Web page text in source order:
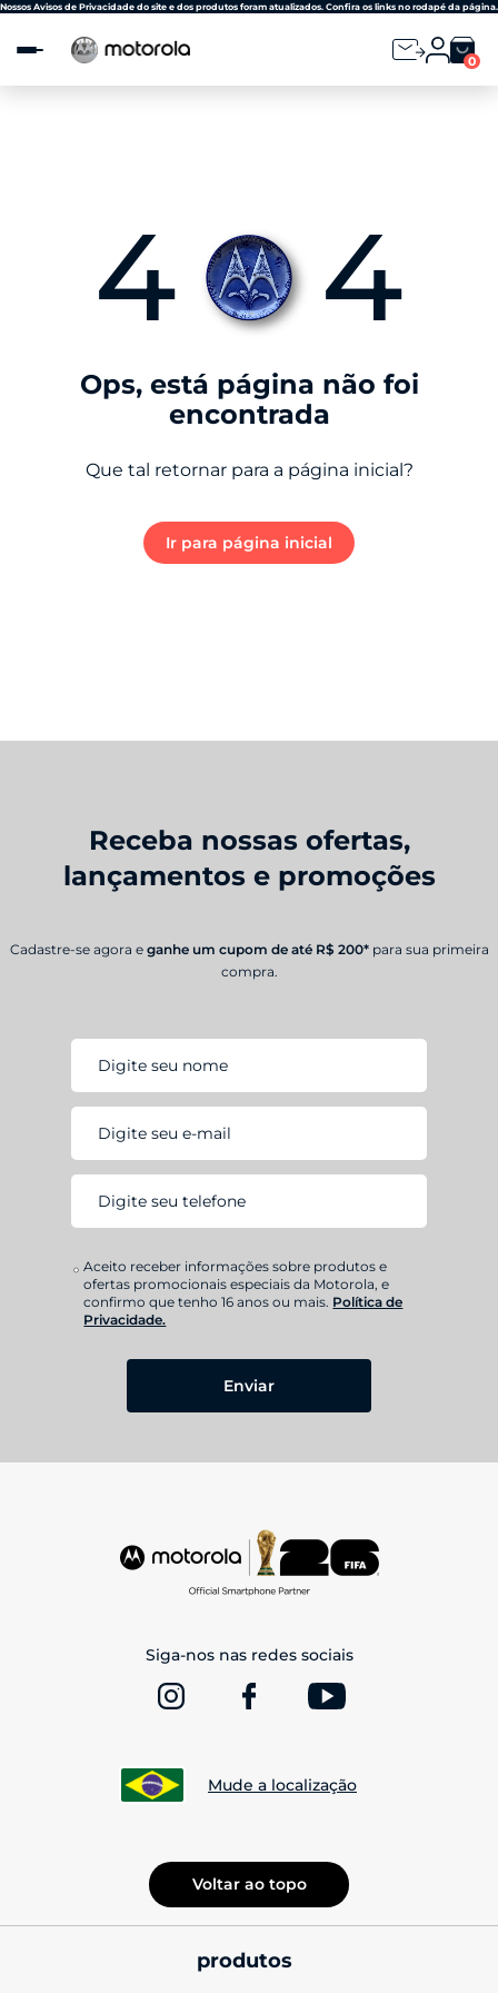
Observação:
site
um
Nossos Avisos de Privacidade do site e dos produtos foram atualizados. Confira os links no rodapé da página.
0
4 4
Ops, está página não foi
encontrada
Que tal retornar para a página inicial?
Ir para página inicial
Receba nossas ofertas,
lançamentos e promoções
Cadastre-se agora e ganhe um cupom de até R$ 200* para sua primeira
compra.
Enviar
Aceito receber informações sobre produtos e
ofertas promocionais especiais da Motorola, e
confirmo que tenho 16 anos ou mais. Política de
Privacidade.
Siga-nos nas redes sociais
Mude a localização
Voltar ao topo
produtos